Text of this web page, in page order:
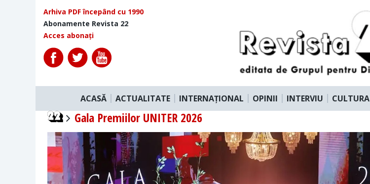
Arhiva PDF începând cu 1990
Abonamente Revista 22
Acces abonați
ACASĂ ACTUALITATE INTERNAȚIONAL OPINII INTERVIU CULTURA
Gala Premiilor UNITER 2026